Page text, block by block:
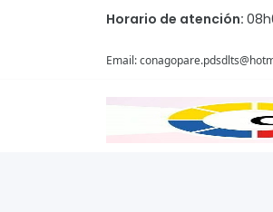
Horario de atención:
Email: